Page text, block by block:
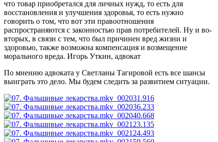
что товар приобретался для личных нужд, то есть для
восстановления и улучшения здоровья, то есть нужно
говорить о том, что вот эти правоотношения
распространяются с законностью прав потребителей. Ну и во-
вторых, в связи с тем, что был причинен вред жизни и
здоровью, также возможна компенсация и возмещение
морального вреда. Игорь Уткин, адвокат
По мнению адвоката у Светланы Тагировой есть все шансы
выиграть это дело. Мы будем следить за развитием ситуации.